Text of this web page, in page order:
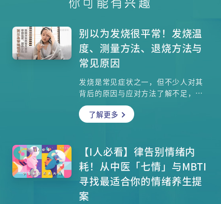
别以为发烧很平常！发烧温
度、测量方法、退烧方法与
常见原因
发烧是常见症状之一，但不少人对其
背后的原因与应对方法了解不足，甚
至发高烧仍不重视。其实，发烧可能
是身体对疾病的警讯，也可能反映某
热方法、有效的退烧技巧，以及8大常
见发烧原因，有助大家更好的了解发
烧并正确处理。
了解更多
【I人必看】律告别情绪内
耗！从中医「七情」与MBTI
寻找最适合你的情绪养生提
案